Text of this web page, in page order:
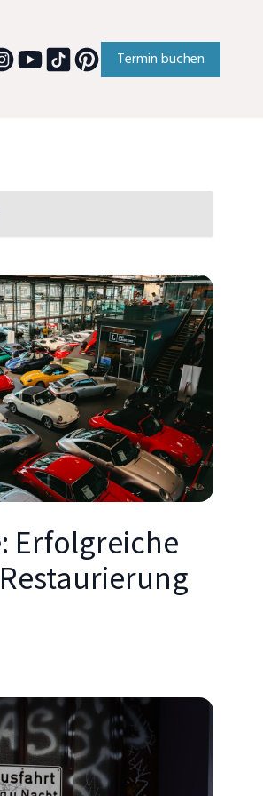
Termin buchen
Erfolgreiche